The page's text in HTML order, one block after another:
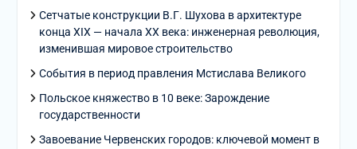
Сетчатые конструкции В.Г. Шухова в архитектуре
конца XIX — начала XX века: инженерная революция,
изменившая мировое строительство
События в период правления Мстислава Великого
Польское княжество в 10 веке: Зарождение
государственности
Завоевание Червенских городов: ключевой момент в